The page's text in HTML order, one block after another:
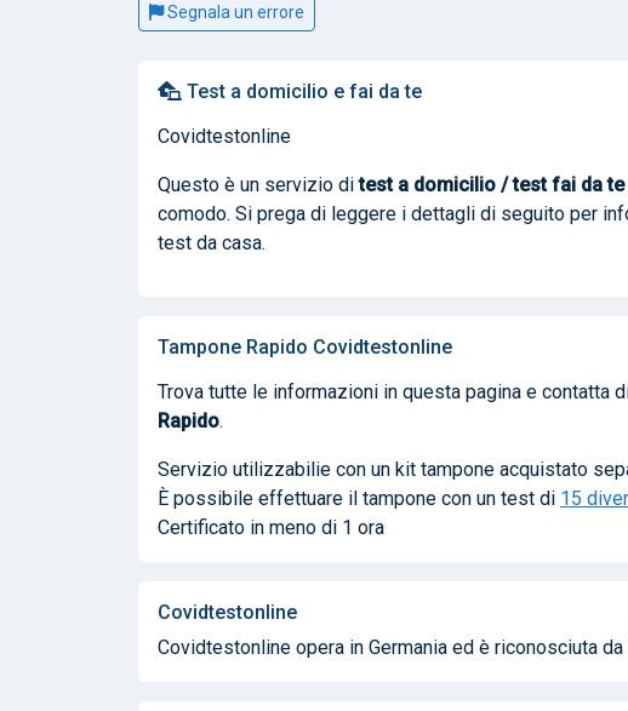
Segnala un errore
Test a domicilio e fai da te
Covidtestonline
Questo è un servizio ditest a domicilio / test fai da te
comodo. Si prega di leggere i dettagli di seguito per
test da casa.
Tampone Rapido Covidtestonline
Trova tutte le informazioni in questa pagina e contatta
Rapido.
Servizio utilizzabilie con un kit tampone acquistato
È possibile effettuare il tampone con un test di 15
Certificato in meno di 1 ora
Covidtestonline
Covidtestonline opera in Germania ed è riconosciuta da